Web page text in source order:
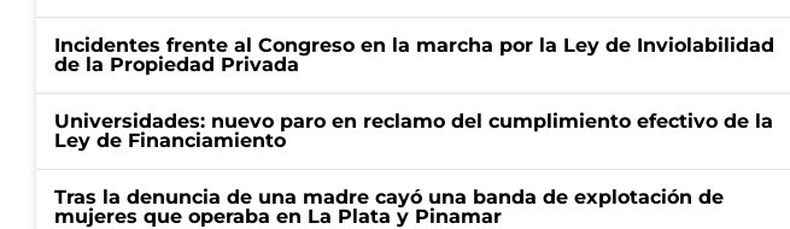
Incidentes frente al Congreso en la marcha por la Ley de Inviolabilidad
de la Propiedad Privada
Universidades: nuevo paro en reclamo del cumplimiento efectivo de la
Ley de Financiamiento
Tras la denuncia de una madre cayó una banda de explotación de
mujeres que operaba en La Plata y Pinamar